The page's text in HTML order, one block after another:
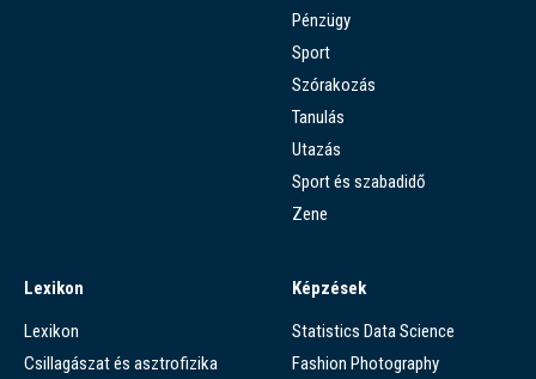
Pénzügy
Sport
Szórakozás
Tanulás
Utazás
Sport és szabadidő
Zene
Lexikon
Lexikon
Csillagászat és asztrofizika
Képzések
Statistics Data Science
Fashion Photography